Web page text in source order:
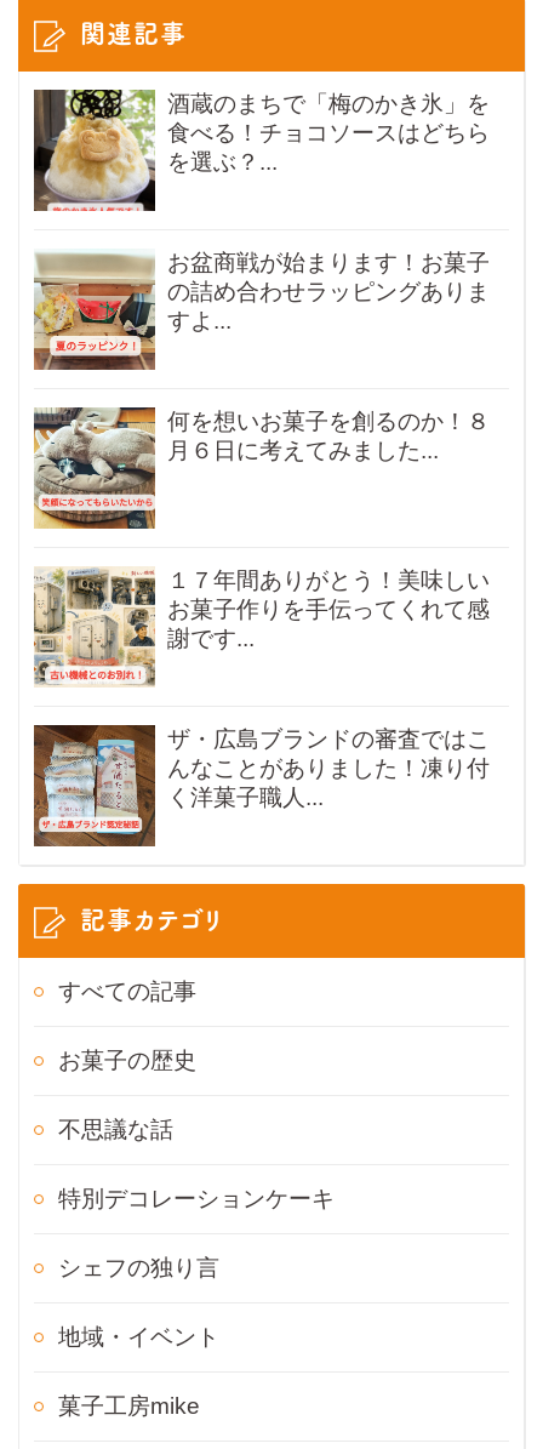
関連記事
酒蔵のまちで「梅のかき氷」を
食べる！チョコソースはどちら
を選ぶ？...
お盆商戦が始まります！お菓子
の詰め合わせラッピングありま
すよ...
何を想いお菓子を創るのか！８
月６日に考えてみました...
１７年間ありがとう！美味しい
お菓子作りを手伝ってくれて感
謝です...
ザ・広島ブランドの審査ではこ
んなことがありました！凍り付
く洋菓子職人...
記事カテゴリ
すべての記事
お菓子の歴史
不思議な話
特別デコレーションケーキ
シェフの独り言
地域・イベント
菓子工房mike